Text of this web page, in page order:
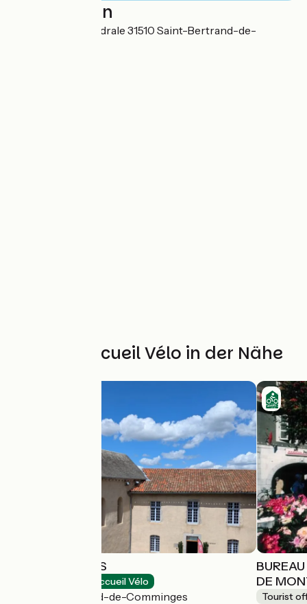
Localisation
Parvis de la Cathédrale 31510 Saint-Bertrand-de-
Weitere Accueil Vélo in der Nähe
LES OLIVETAINS
Accueil Vélo
Saint-Bertrand-de-Comminges
DE
Tourist